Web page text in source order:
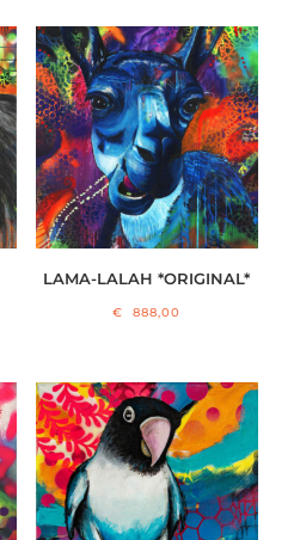
LAMA-LALAH *ORIGINAL*
€ 888,00